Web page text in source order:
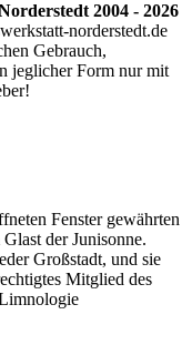
2004 - 2026
norderstedt.de
Gebrauch,
jeglicher Form nur mit
Fenster gewährten
der Junisonne.
Großstadt, und sie
Mitglied des